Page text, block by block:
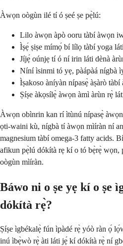
Àwọn oògùn ilé tí ó ṣeé ṣe pẹ̀lú:
Lilo àwọn àpò ooru tàbí àwọn
Ìṣẹ́ ṣiṣe mímọ́ bí lílọ tàbí yoga
Jíjẹ́ oúnjẹ tí ó ní irin láti dènà
Níní ìsinmi tó yẹ, pàápàá nígbà
Ìṣakoso àníyàn nípasẹ̀ àṣàrò
Ṣíṣe àkọsílẹ̀ àwọn àmì àrùn rẹ̀
Àwọn obìnrin kan rí ìtùnú nípasẹ̀
ọti-waini kù, nígbà tí àwọn mìíràn ní
magnesium tàbí omega-3 fatty acids.
afikun pẹ̀lú dókítà rẹ kí o tó bẹ̀rẹ̀ wọn,
oògùn mìíràn.
Báwo ni o ṣe yẹ kí o ṣe
dókítà rẹ̀?
Ṣíṣe ìgbékalẹ̀ fún ìpàdé rẹ̀ yóò ràn ọ́
inú ìbẹ̀wò rẹ̀ àti láti jẹ́ kí dókítà rẹ̀ ní